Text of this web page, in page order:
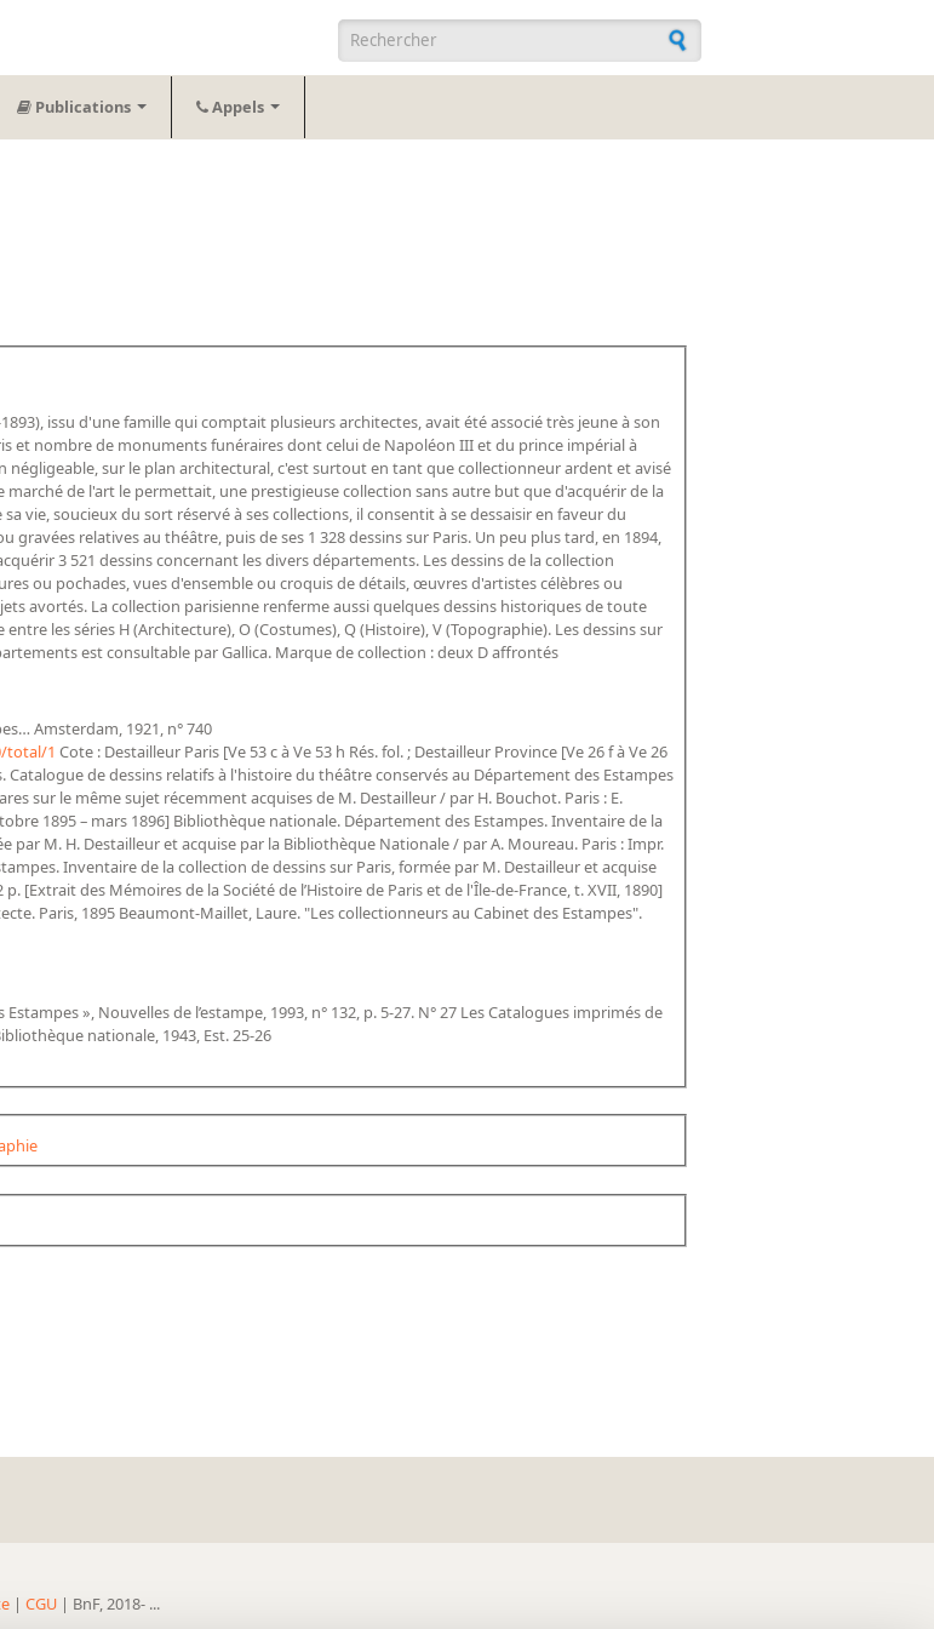
Formulaire de recherche
Publications Appels
issu d'une famille qui comptait plusieurs architectes, avait été associé très jeune à son
et nombre de monuments funéraires dont celui de Napoléon III et du prince impérial à
sur le plan architectural, c'est surtout en tant que collectionneur ardent et avisé
de l'art le permettait, une prestigieuse collection sans autre but que d'acquérir de la
vie, soucieux du sort réservé à ses collections, il consentit à se dessaisir en faveur du
gravées relatives au théâtre, puis de ses 1 328 dessins sur Paris. Un peu plus tard, en 1894,
3 521 dessins concernant les divers départements. Les dessins de la collection
ou pochades, vues d'ensemble ou croquis de détails, œuvres d'artistes célèbres ou
avortés. La collection parisienne renferme aussi quelques dessins historiques de toute
les séries H (Architecture), O (Costumes), Q (Histoire), V (Topographie). Les dessins sur
est consultable par Gallica. Marque de collection : deux D affrontés
Amsterdam, 1921, n° 740
total/1 Cote : Destailleur Paris [Ve 53 c à Ve 53 h Rés. fol. ; Destailleur Province [Ve 26 f à Ve 26
de dessins relatifs à l'histoire du théâtre conservés au Département des Estampes
sur le même sujet récemment acquises de M. Destailleur / par H. Bouchot. Paris : E.
1895 – mars 1896] Bibliothèque nationale. Département des Estampes. Inventaire de la
par M. H. Destailleur et acquise par la Bibliothèque Nationale / par A. Moureau. Paris : Impr.
Inventaire de la collection de dessins sur Paris, formée par M. Destailleur et acquise
[Extrait des Mémoires de la Société de l’Histoire de Paris et de l'Île-de-France, t. XVII, 1890]
Paris, 1895 Beaumont-Maillet, Laure. "Les collectionneurs au Cabinet des Estampes".
», Nouvelles de l’estampe, 1993, n° 132, p. 5-27. N° 27 Les Catalogues imprimés de
nationale, 1943, Est. 25-26
| CGU | BnF, 2018- ...